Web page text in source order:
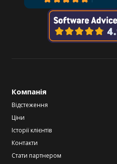
Компанія
Відстеження
Ціни
Історії клієнтів
Контакти
Стати партнером